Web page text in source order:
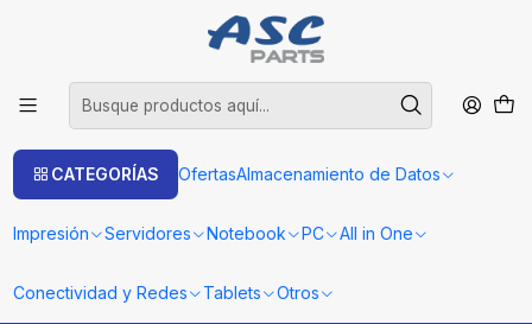
CATEGORÍAS OfertasAlmacenamiento de Datos
Impresión Servidores Notebook PC All in One
Conectividad y Redes Tablets Otros